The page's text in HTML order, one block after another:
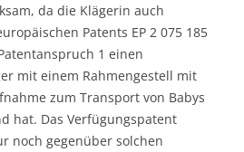
da die Klägerin auch
Patents EP 2 075 185
1 einen
mit einem Rahmengestell mit
zum Transport von Babys
hat. Das Verfügungspatent
noch gegenüber solchen